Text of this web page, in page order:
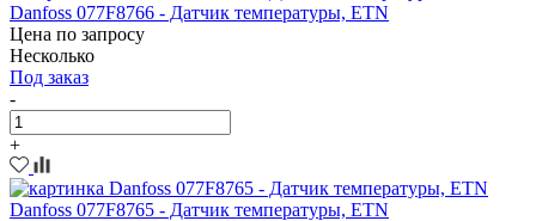
Danfoss 077F8766 - Датчик температуры, ETN
Цена по запросу
Несколько
Под заказ
-
+
Danfoss 077F8765 - Датчик температуры, ETN